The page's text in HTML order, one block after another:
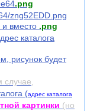
.png
zng52EDD.png
, и вместо .png
каталога
рисунок будет
(адрес каталога
картинки (но